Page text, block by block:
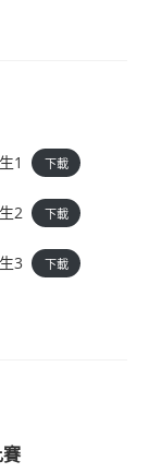
1 下載
2 下載
3 下載